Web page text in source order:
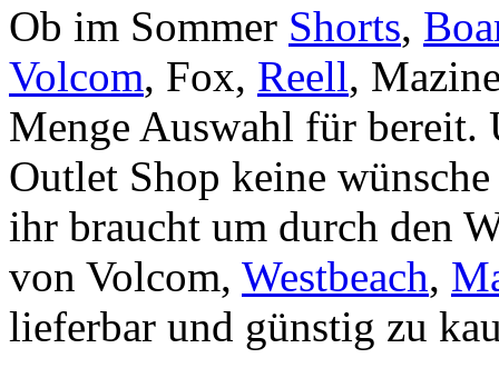
Ob im Sommer Shorts,
Volcom, Fox, Reell,
Menge Auswahl für bereit.
Outlet Shop keine
ihr braucht um durch den
von Volcom, Westbeach,
lieferbar und günstig zu